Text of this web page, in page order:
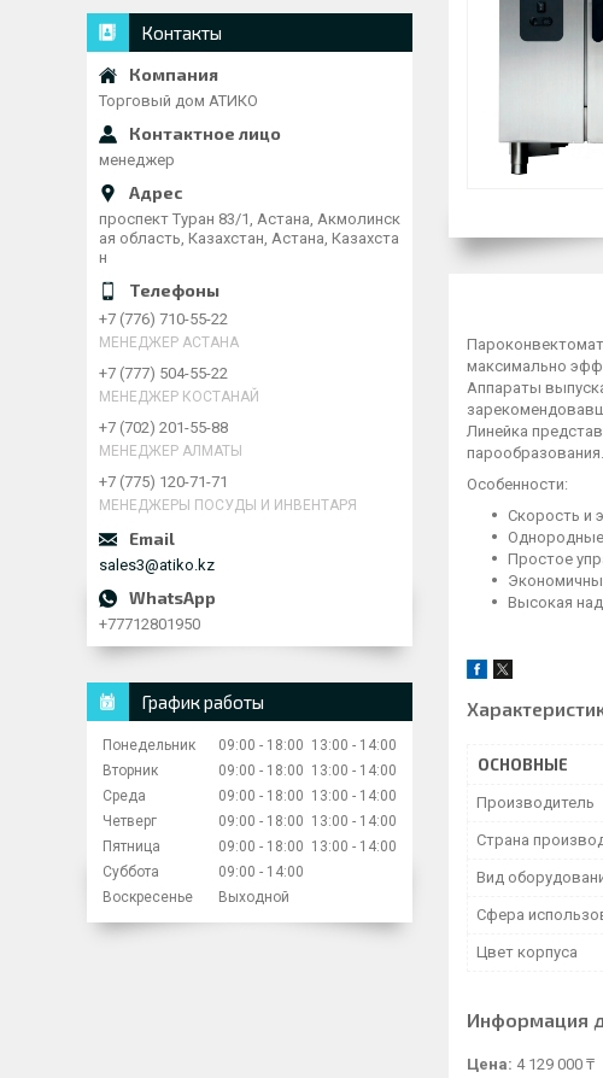
максимально
Аппараты
Линейка
парообразования.
Особенности:
Скорость и
Простое
Высокая
ОСНОВНЫЕ
Производитель
Страна
Вид
Сфера
Цвет корпуса
Информация
Цена: 4 129 000 ₸
Контакты
Торговый дом АТИКО
менеджер
проспект Туран 83/1, Астана, Акмолинск
ая область, Казахстан, Астана, Казахста
н
+7 (776) 710-55-22
МЕНЕДЖЕР АСТАНА
+7 (777) 504-55-22
МЕНЕДЖЕР КОСТАНАЙ
+7 (702) 201-55-88
МЕНЕДЖЕР АЛМАТЫ
+7 (775) 120-71-71
МЕНЕДЖЕРЫ ПОСУДЫ И ИНВЕНТАРЯ
sales3@atiko.kz
+77712801950
График работы
Понедельник 09:00 18:00 13:00
14:00
Вторник
09:00 18:00 13:00
14:00
Среда
09:00 18:00 13:00
14:00
Четверг
09:00 18:00 13:00
14:00
Пятница
09:00 18:00 13:00
14:00
Суббота
09:00
14:00
Воскресенье
Выходной